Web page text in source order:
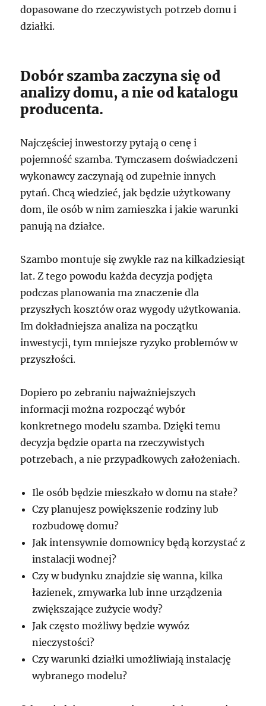
dopasowane do rzeczywistych potrzeb domu i
działki.
Dobór szamba zaczyna się od
analizy domu, a nie od katalogu
producenta.
Najczęściej inwestorzy pytają o cenę i
pojemność szamba. Tymczasem doświadczeni
wykonawcy zaczynają od zupełnie innych
pytań. Chcą wiedzieć, jak będzie użytkowany
dom, ile osób w nim zamieszka i jakie warunki
panują na działce.
Szambo montuje się zwykle raz na kilkadziesiąt
lat. Z tego powodu każda decyzja podjęta
podczas planowania ma znaczenie dla
przyszłych kosztów oraz wygody użytkowania.
Im dokładniejsza analiza na początku
inwestycji, tym mniejsze ryzyko problemów w
przyszłości.
Dopiero po zebraniu najważniejszych
informacji można rozpocząć wybór
konkretnego modelu szamba. Dzięki temu
decyzja będzie oparta na rzeczywistych
potrzebach, a nie przypadkowych założeniach.
Ile osób będzie mieszkało w domu na stałe?
Czy planujesz powiększenie rodziny lub
rozbudowę domu?
Jak intensywnie domownicy będą korzystać z
instalacji wodnej?
Czy w budynku znajdzie się wanna, kilka
łazienek, zmywarka lub inne urządzenia
zwiększające zużycie wody?
Jak często możliwy będzie wywóz
nieczystości?
Czy warunki działki umożliwiają instalację
wybranego modelu?